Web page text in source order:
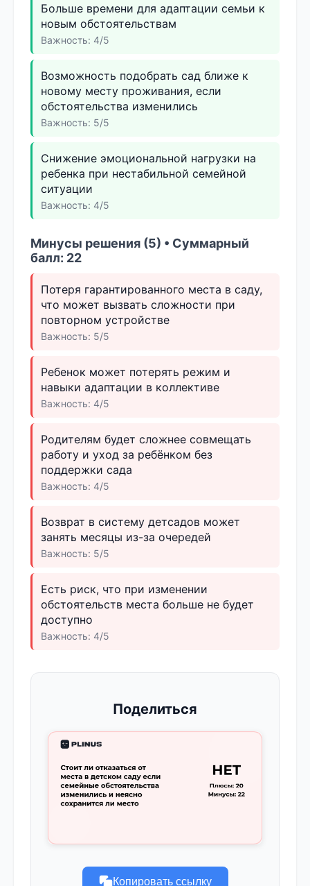
Больше времени для адаптации семьи к
новым обстоятельствам
Важность: 4/5
Возможность подобрать сад ближе к
новому месту проживания, если
обстоятельства изменились
Важность: 5/5
Снижение эмоциональной нагрузки на
ребенка при нестабильной семейной
ситуации
Важность: 4/5
Минусы решения (5) • Суммарный
балл: 22
Потеря гарантированного места в саду,
что может вызвать сложности при
повторном устройстве
Важность: 5/5
Ребенок может потерять режим и
навыки адаптации в коллективе
Важность: 4/5
Родителям будет сложнее совмещать
работу и уход за ребёнком без
поддержки сада
Важность: 4/5
Возврат в систему детсадов может
занять месяцы из-за очередей
Важность: 5/5
Есть риск, что при изменении
обстоятельств места больше не будет
доступно
Важность: 4/5
Поделиться
Копировать ссылку